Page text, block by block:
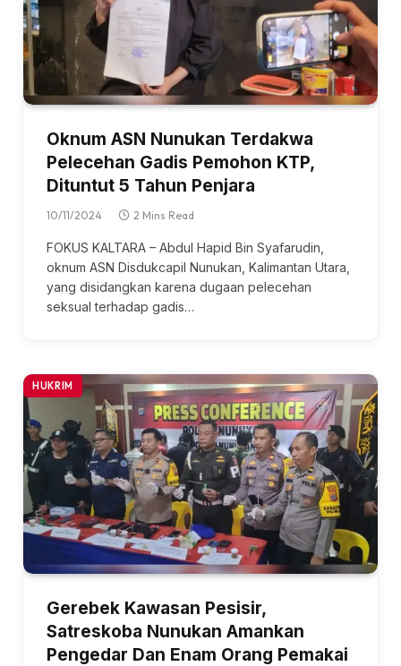
Oknum ASN Nunukan Terdakwa
Pelecehan Gadis Pemohon KTP,
Dituntut 5 Tahun Penjara
10/11/2024 2 Mins Read
FOKUS KALTARA – Abdul Hapid Bin Syafarudin,
oknum ASN Disdukcapil Nunukan, Kalimantan Utara,
yang disidangkan karena dugaan pelecehan
seksual terhadap gadis…
HUKRIM
Gerebek Kawasan Pesisir,
Satreskoba Nunukan Amankan
Pengedar Dan Enam Orang Pemakai